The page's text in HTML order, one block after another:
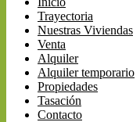
Trayectoria
Nuestras Viviendas
Venta
Alquiler
Alquiler temporario
Propiedades
Tasación
Contacto